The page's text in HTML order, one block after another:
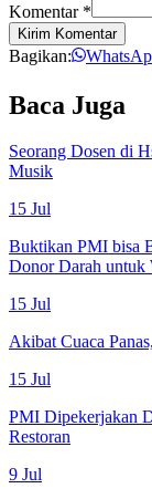
Komentar *
Kirim Komentar
Bagikan:
Baca Juga
Seorang Dosen di
Musik
15 Jul
Buktikan PMI bisa
Donor Darah untuk
15 Jul
Akibat Cuaca
15 Jul
PMI Dipekerjakan
Restoran
9 Jul